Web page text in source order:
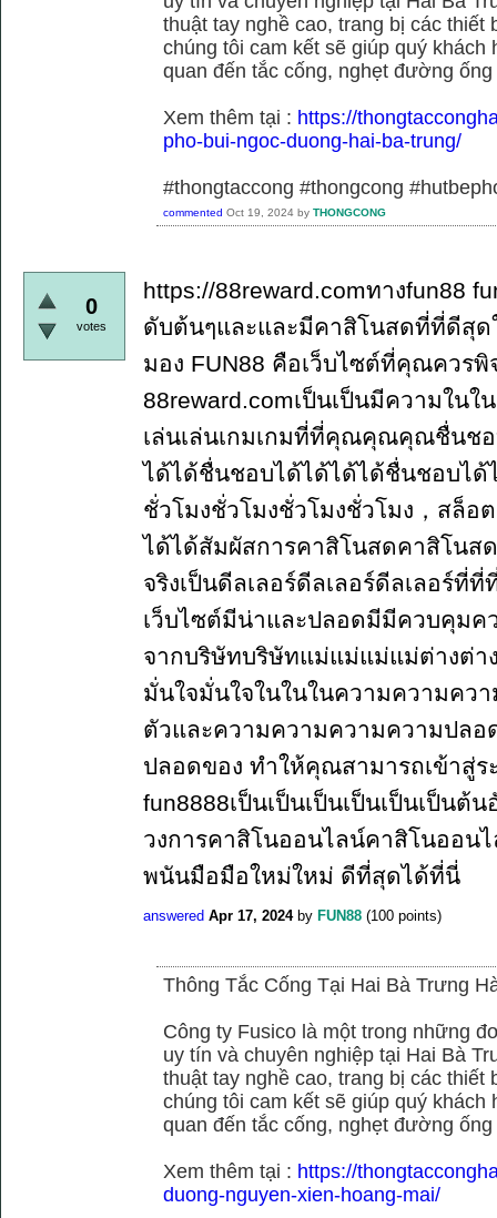
thuật tay nghề cao, trang bị các thiết
chúng tôi cam kết sẽ giúp quý
quan đến tắc cống, nghẹt đường
Xem thêm tại : https://
pho-bui-ngoc-duong-hai-ba-trung/
#thongtaccong #thongcong
commented Oct 19, 2024 by THONGCONG
0
votes
https://88reward.comทางfun88
ดับต้นๆและและมีคาสิโนสดที่ที่ดีสุ
มอง FUN88 คือเว็บไซต์ที่คุณควร
88reward.comเป็นเป็นมีความใน
เล่นเล่นเกมเกมที่ที่คุณคุณคุณชื่นช
ได้ได้ชื่นชอบได้ได้ได้ได้ชื่นชอบได้
ชั่วโมงชั่วโมงชั่วโมงชั่วโมง，สล็
ได้ได้สัมผัสการคาสิโนสดคาสิโนส
จริงเป็นดีลเลอร์ดีลเลอร์ดีลเลอร์ที่
เว็บไซต์มีน่าและปลอดมีมีควบคุมค
จากบริษัทบริษัทแม่แม่แม่แม่ต่างต่า
มั่นใจมั่นใจในในในความความคว
ตัวและความความความความปล
ปลอดของ ทำให้คุณสามารถเข้าสู่ร
fun8888เป็นเป็นเป็นเป็นเป็นเป็น
วงการคาสิโนออนไลน์คาสิโนออน
พนันมือมือใหม่ใหม่ ดีที่สุดได้ที่นี่
answered Apr 17, 2024 by FUN88 (100 points)
Thông Tắc Cống Tại Hai Bà Trưng
Công ty Fusico là một trong những
uy tín và chuyên nghiệp tại Hai Bà
thuật tay nghề cao, trang bị các thiết
chúng tôi cam kết sẽ giúp quý
quan đến tắc cống, nghẹt đường
Xem thêm tại : https://
duong-nguyen-xien-hoang-mai/